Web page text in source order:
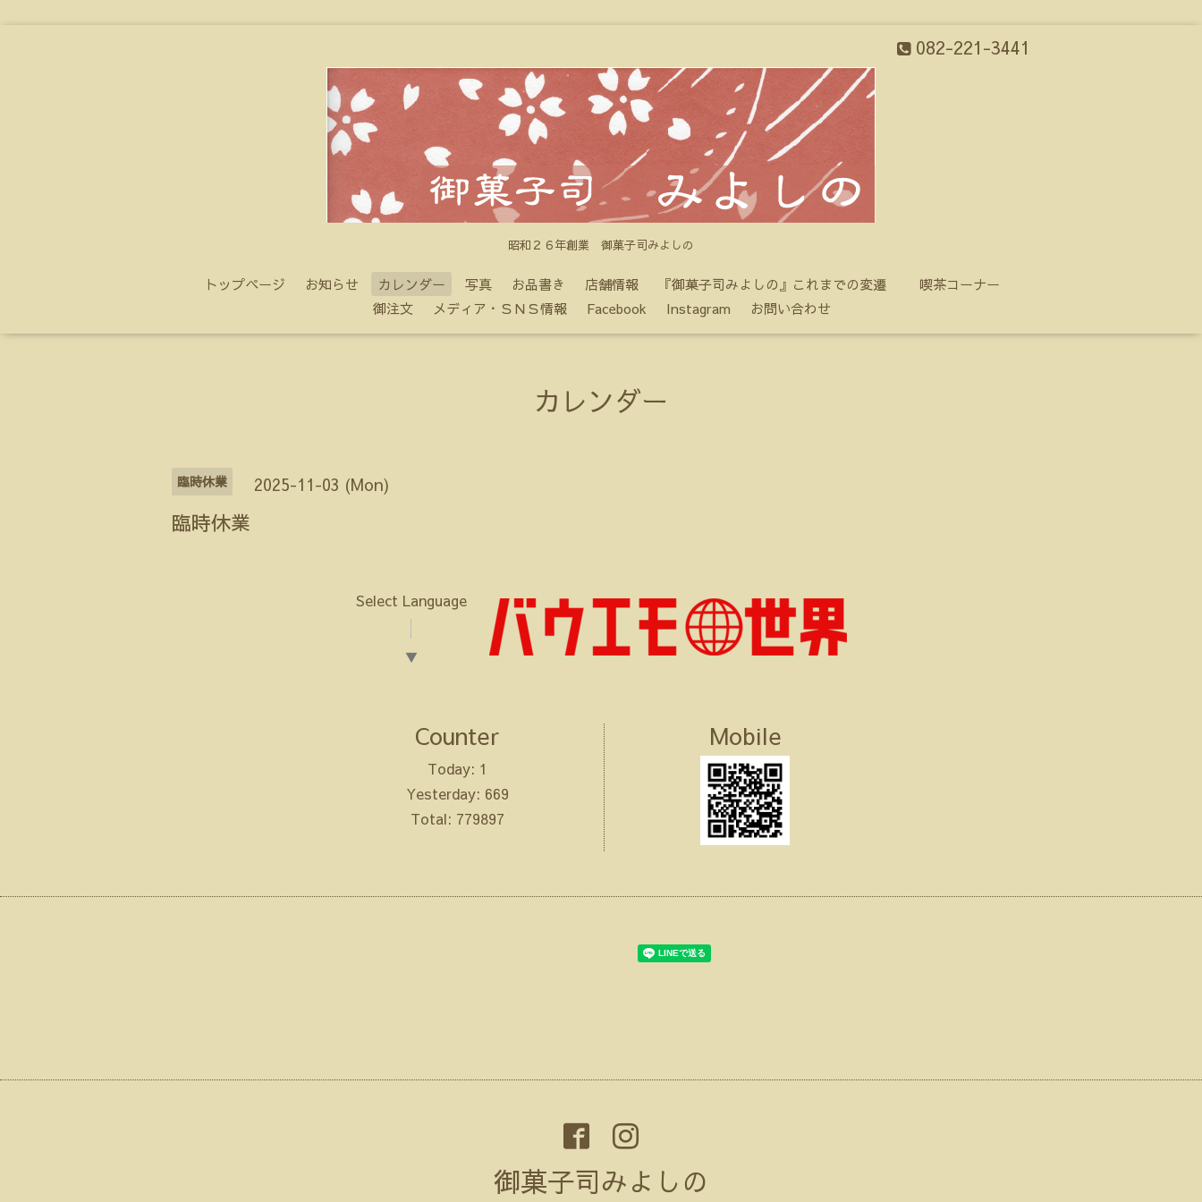
082-221-3441
昭和２６年創業 御菓子司みよしの
トップページ お知らせ カレンダー 写真 お品書き 店舗情報 『御菓子司みよしの』これまでの変遷
喫茶コーナー
御注文
メディア・ＳＮＳ情報 Facebook Instagram お問い合わせ
カレンダー
臨時休業 2025-11-03 (Mon)
臨時休業
Select Language
▼
Counter
Today: 1
Yesterday: 669
Total: 779897
Mobile
御菓子司みよしの